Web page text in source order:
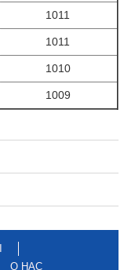
1011
1011
1010
1009
О НАС